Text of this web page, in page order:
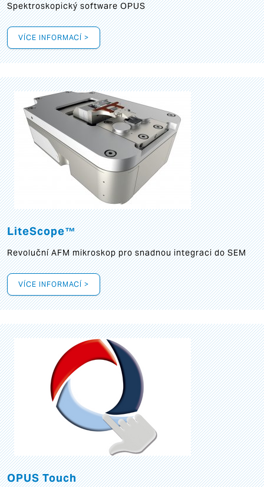
Spektroskopický software OPUS
VÍCE INFORMACÍ >
LiteScope™
Revoluční AFM mikroskop pro snadnou integraci do SEM
VÍCE INFORMACÍ >
OPUS Touch